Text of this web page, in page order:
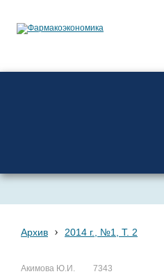
Архив › 2014 г., №1, Т. 2
Акимова Ю.И. 7343